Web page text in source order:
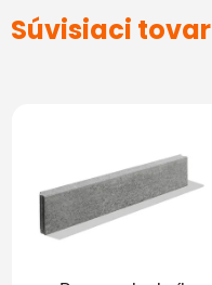
Súvisiaci tovar